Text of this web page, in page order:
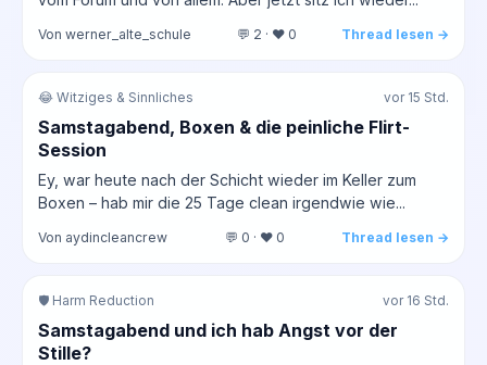
Von werner_alte_schule 💬 2 · ❤️ 0 Thread lesen →
😂 Witziges & Sinnliches vor 15 Std.
Samstagabend, Boxen & die peinliche Flirt-
Session
Ey, war heute nach der Schicht wieder im Keller zum
Boxen – hab mir die 25 Tage clean irgendwie wie...
Von aydincleancrew 💬 0 · ❤️ 0 Thread lesen →
🛡️ Harm Reduction vor 16 Std.
Samstagabend und ich hab Angst vor der
Stille?